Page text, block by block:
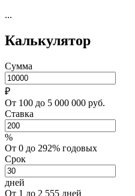
...
Калькулятор
Сумма
₽
От 100 до 5 000 000 руб.
Ставка
%
От 0 до 292% годовых
Срок
дней
От 1 до 2 555 дней